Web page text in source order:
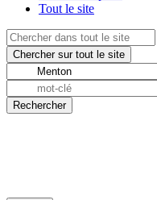
Tout le site